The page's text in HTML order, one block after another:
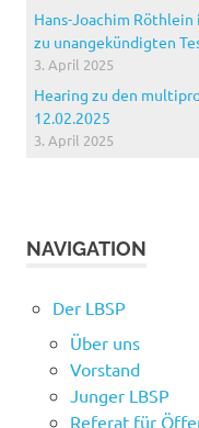
Hans-Joachim
zu unangekündigten
3. April 2025
Hearing zu den
12.02.2025
3. April 2025
NAVIGATION
Der LBSP
Über uns
Vorstand
Junger LBSP
Referat für